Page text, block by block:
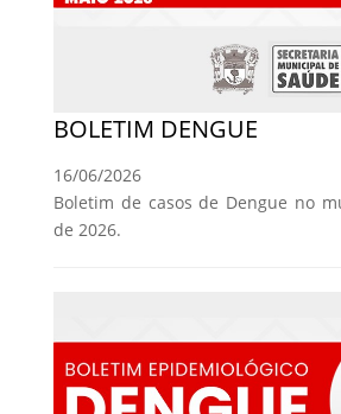
BOLETIM DENGUE
16/06/2026
Boletim de casos de Dengue no
de 2026.